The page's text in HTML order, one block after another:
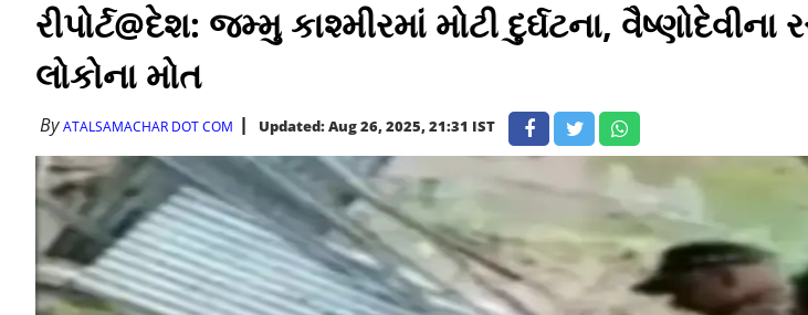
રીપોર્ટ@દેશ: જમ્મુ કાશ્મીરમાં મોટી દુર્ઘટના,
લોકોના મોત
ByATALSAMACHAR DOT COM Updated: Aug 26, 2025, 21:31 IST